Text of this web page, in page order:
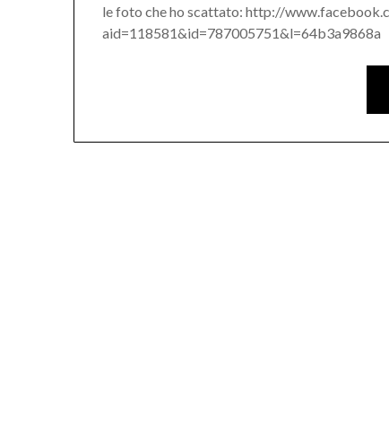
le foto che ho scattato: http://
aid=118581&id=787005751&l=64b3a9868a